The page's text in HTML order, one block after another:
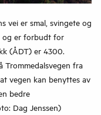
vei er smal, svingete og
og er forbudt for
(ÅDT) er 4300.
Trommedalsvegen fra
vegen kan benyttes av
bedre
Dag Jenssen)